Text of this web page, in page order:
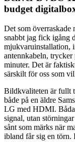
budget
Det som
snabbt jag fick igång
mjukvaruinstallation,
antennkabeln, trycker
minuter. Det är
särskilt för oss som
Bildkvaliteten är fullt
både på en äldre
LG med HDMI.
signal, utan
sånt som märks när
ibland får sig en törn.